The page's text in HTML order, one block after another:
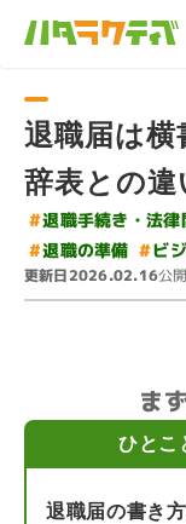
退職届は横
辞表との違
#退職手続き・法律
#退職の準備 #ビ
更新日2026.02.16公
ま
ひとこ
退職届の書き